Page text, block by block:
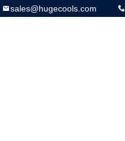
sales@hugecools.com